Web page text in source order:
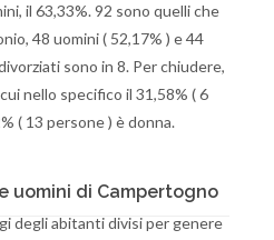
il 63,33%. 92 sono quelli che
48 uomini ( 52,17% ) e 44
sono in 8. Per chiudere,
nello specifico il 31,58% ( 6
( 13 persone ) è donna.
uomini di Campertogno
degli abitanti divisi per genere